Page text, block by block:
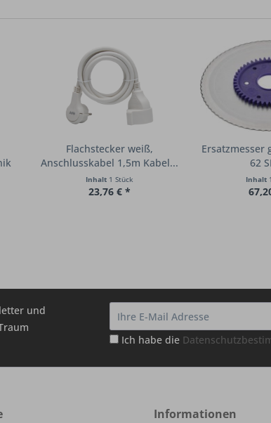
Flachstecker weiß,
Anschlusskabel 1,5m Kabel...
Inhalt 1 Stück
23,76 € *
Ersatzmesser
62
Inhalt
und
Ich habe die
Informationen